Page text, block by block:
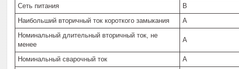
Сеть питания В
Наибольший вторичный ток короткого замыкания
А
Номинальный длительный вторичный ток, не
менее
А
Номинальный сварочный ток А